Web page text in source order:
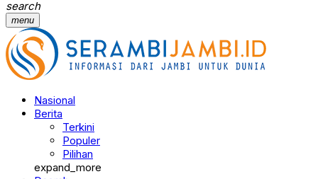
menu
Berita
Populer
Pilihan
expand_more
Daerah